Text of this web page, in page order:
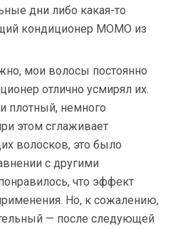
дни либо какая-то
кондиционер MOMO из
мои волосы постоянно
отлично усмирял их.
плотный, немного
этом сглаживает
волосков, это было
с другими
что эффект
Но, к сожалению,
— после следующей